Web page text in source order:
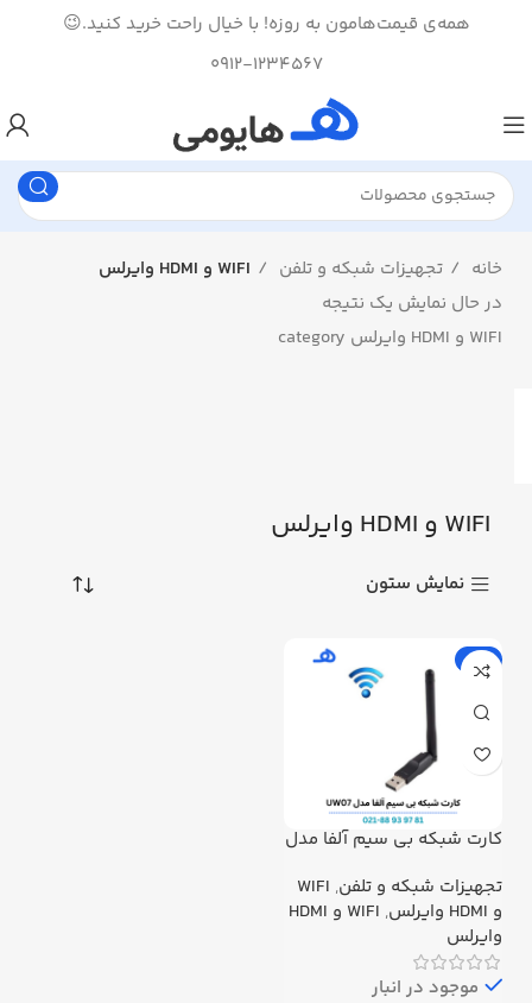
همه‌ی قیمت‌هامون به روزه! با خیال راحت خرید کنید.😉
0912-1234567
خانه تجهیزات شبکه و تلفن
WIFI و HDMI وایرلس
در حال نمایش یک نتیجه
WIFI و HDMI وایرلس category
WIFI و HDMI وایرلس
نمایش ستون
-7%
کارت شبکه بی سیم آلفا مدل
تجهیزات شبکه و تلفن,
WIFI
و HDMI وایرلس
,
WIFI و HDMI
وایرلس
موجود در انبار